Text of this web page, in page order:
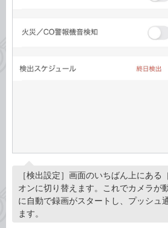
［検出設定］画面のいちばん上にある
オンに切り替えます。これでカメラが
に自動で録画がスタートし、プッシュ
ます。